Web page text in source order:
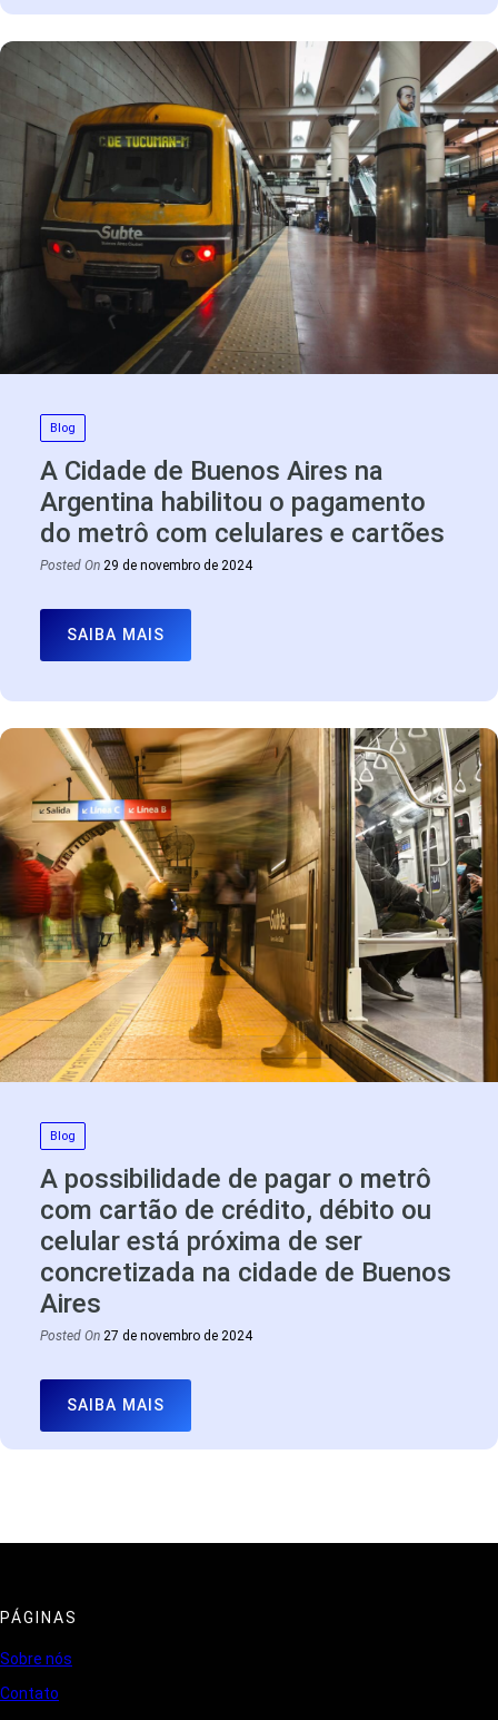
Blog
A Cidade de Buenos Aires na
Argentina habilitou o pagamento
do metrô com celulares e cartões
Posted On 29 de novembro de 2024
SAIBA MAIS
Blog
A possibilidade de pagar o metrô
com cartão de crédito, débito ou
celular está próxima de ser
concretizada na cidade de Buenos
Aires
Posted On 27 de novembro de 2024
SAIBA MAIS
PÁGINAS
Sobre nós
Contato